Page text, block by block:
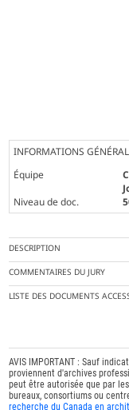
INFORMATIONS
Équipe
Niveau de doc.
DESCRIPTION
COMMENTAIRES DU JURY
LISTE DES DOCUMENTS
AVIS IMPORTANT : Sauf
proviennent d'archives
peut être autorisée que par
bureaux, consortiums ou
recherche du Canada en